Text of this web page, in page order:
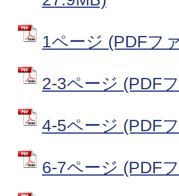
1ページ (PDFフ
2-3ページ (PDF
4-5ページ (PDF
6-7ページ (PDF